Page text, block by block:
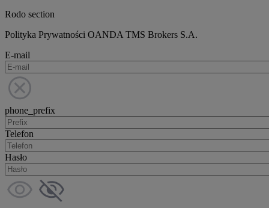
Rodo section
Polityka Prywatności OANDA TMS Brokers S.A.
E-mail
phone_prefix
Telefon
Hasło